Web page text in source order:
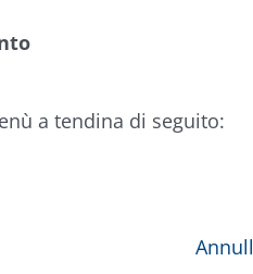
a tendina di seguito: